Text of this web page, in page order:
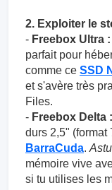
2. Exploiter le
- Freebox Ultra :
parfait pour
comme ce SSD
et s'avère très
Files.
- Freebox Delta :
durs 2,5" (format
BarraCuda.
mémoire vive
si tu utilises les